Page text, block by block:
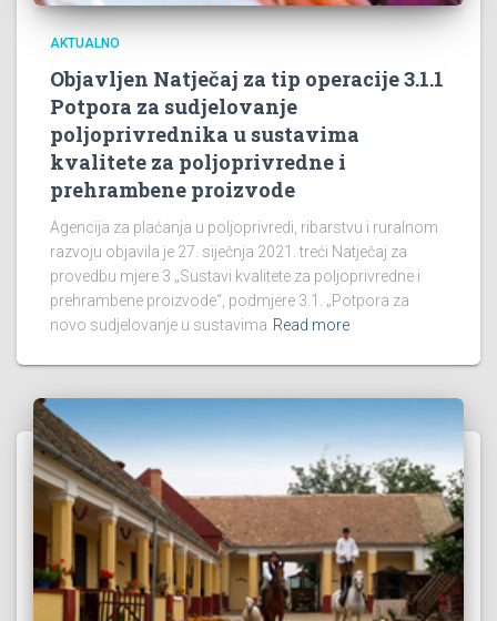
AKTUALNO
Objavljen Natječaj za tip operacije 3.1.1
Potpora za sudjelovanje
poljoprivrednika u sustavima
kvalitete za poljoprivredne i
prehrambene proizvode
Agencija za plaćanja u poljoprivredi, ribarstvu i ruralnom
razvoju objavila je 27. siječnja 2021. treći Natječaj za
provedbu mjere 3 „Sustavi kvalitete za poljoprivredne i
prehrambene proizvode“, podmjere 3.1. „Potpora za
novo sudjelovanje u sustavima Read more